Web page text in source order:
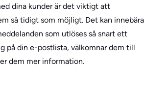
dina kunder är det viktigt att
så tidigt som möjligt. Det kan innebära
som utlöses så snart ett
på din e-postlista, välkomnar dem till
dem mer information.